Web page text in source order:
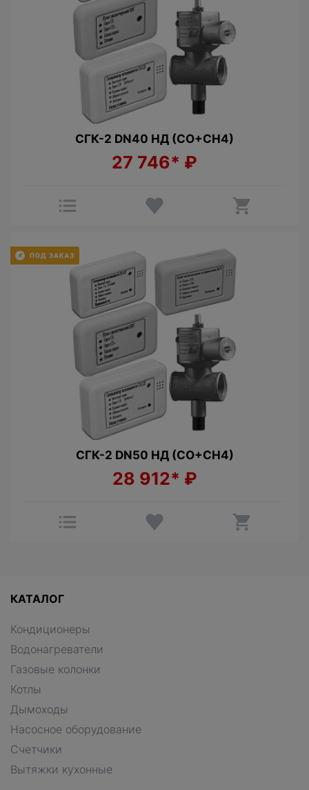
СГК-2 DN40 НД (CO+СН4)
27 746* ₽
СГК-2 DN50 НД (CO+СН4)
28 912* ₽
КАТАЛОГ
Кондиционеры
Водонагреватели
Газовые колонки
Котлы
Дымоходы
Насосное оборудование
Счетчики
Вытяжки кухонные